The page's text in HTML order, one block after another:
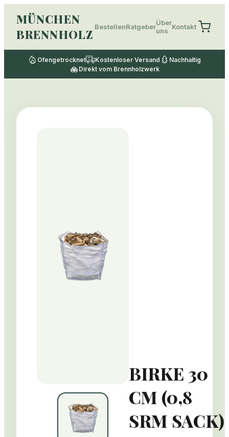
MÜNCHEN
BRENNHOLZ BestellenRatgeberÜber
uns Kontakt
Ofengetrocknet Kostenloser Versand
Nachhaltig
Direkt vom Brennholzwerk
BIRKE 30
CM (0,8
SRM SACK)